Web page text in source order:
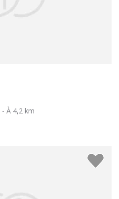
- À 4,2 km